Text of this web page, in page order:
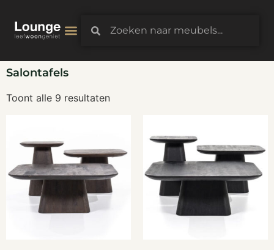
Salontafels
Toont alle 9 resultaten